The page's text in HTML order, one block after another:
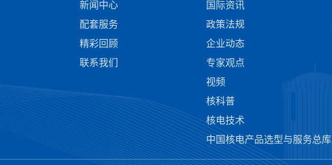
新闻中心
配套服务
精彩回顾
联系我们
国际资讯
政策法规
企业动态
专家观点
视频
核科普
核电技术
中国核电产品选型与服务总库